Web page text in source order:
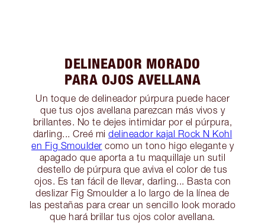
DELINEADOR MORADO
PARA OJOS AVELLANA
Un toque de delineador púrpura puede hacer
que tus ojos avellana parezcan más vivos y
brillantes. No te dejes intimidar por el púrpura,
darling... Creé midelineador kajal Rock N Kohl
en Fig Smoulder como un tono higo elegante y
apagado que aporta a tu maquillaje un sutil
destello de púrpura que aviva el color de tus
ojos. Es tan fácil de llevar, darling... Basta con
deslizar Fig Smoulder a lo largo de la línea de
las pestañas para crear un sencillo look morado
que hará brillar tus ojos color avellana.